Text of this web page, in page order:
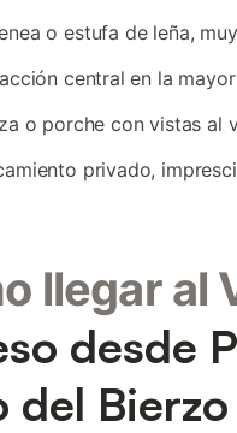
o estufa de leña,
central en la
o porche con vistas al
privado,
llegar al
desde
del Bierzo